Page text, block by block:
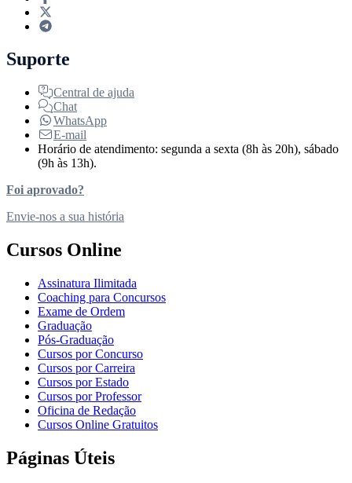
Suporte
Central de ajuda
Chat
WhatsApp
E-mail
Horário de atendimento: segunda a sexta (8h às 20h), sábado
(9h às 13h).
Foi aprovado?
Envie-nos a sua história
Cursos Online
Assinatura Ilimitada
Coaching para Concursos
Exame de Ordem
Graduação
Pós-Graduação
Cursos por Concurso
Cursos por Carreira
Cursos por Estado
Cursos por Professor
Oficina de Redação
Cursos Online Gratuitos
Páginas Úteis